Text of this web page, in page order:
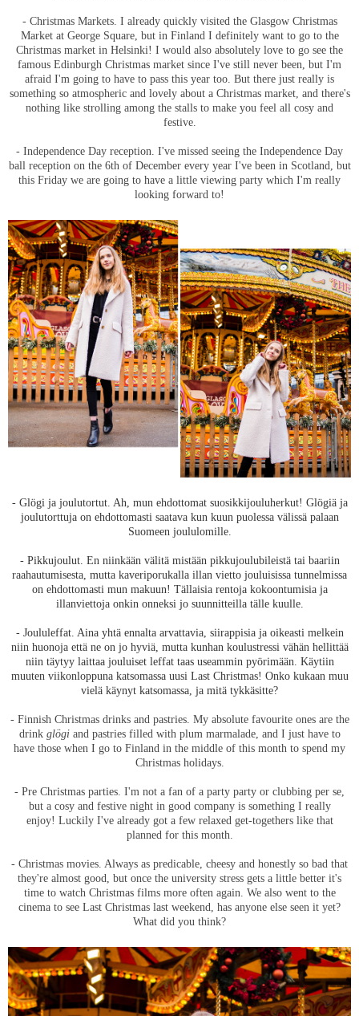
- Christmas Markets. I already quickly visited the Glasgow Christmas
Market at George Square, but in Finland I definitely want to go to the
Christmas market in Helsinki! I would also absolutely love to go see the
famous Edinburgh Christmas market since I've still never been, but I'm
afraid I'm going to have to pass this year too. But there just really is
something so atmospheric and lovely about a Christmas market, and there's
nothing like strolling among the stalls to make you feel all cosy and
festive.
- Independence Day reception. I've missed seeing the Independence Day
ball reception on the 6th of December every year I've been in Scotland, but
this Friday we are going to have a little viewing party which I'm really
looking forward to!
- Glögi ja joulutortut. Ah, mun ehdottomat suosikkijouluherkut! Glögiä ja
joulutorttuja on ehdottomasti saatava kun kuun puolessa välissä palaan
Suomeen joululomille.
- Pikkujoulut. En niinkään välitä mistään pikkujoulubileistä tai baariin
raahautumisesta, mutta kaveriporukalla illan vietto jouluisissa tunnelmissa
on ehdottomasti mun makuun! Tällaisia rentoja kokoontumisia ja
illanviettoja onkin onneksi jo suunnitteilla tälle kuulle.
- Joululeffat. Aina yhtä ennalta arvattavia, siirappisia ja oikeasti melkein
niin huonoja että ne on jo hyviä, mutta kunhan koulustressi vähän hellittää
niin täytyy laittaa jouluiset leffat taas useammin pyörimään. Käytiin
muuten viikonloppuna katsomassa uusi Last Christmas! Onko kukaan muu
vielä käynyt katsomassa, ja mitä tykkäsitte?
- Finnish Christmas drinks and pastries. My absolute favourite ones are the
drink glögi and pastries filled with plum marmalade, and I just have to
have those when I go to Finland in the middle of this month to spend my
Christmas holidays.
- Pre Christmas parties. I'm not a fan of a party party or clubbing per se,
but a cosy and festive night in good company is something I really
enjoy! Luckily I've already got a few relaxed get-togethers like that
planned for this month.
- Christmas movies. Always as predicable, cheesy and honestly so bad that
they're almost good, but once the university stress gets a little better it's
time to watch Christmas films more often again. We also went to the
cinema to see Last Christmas last weekend, has anyone else seen it yet?
What did you think?